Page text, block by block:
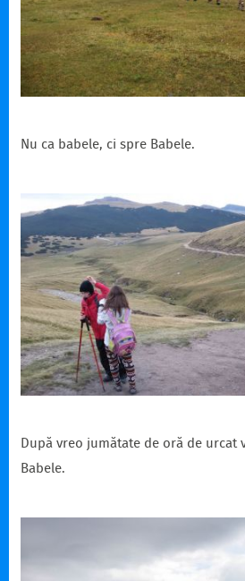
Nu ca babele, ci spre Babele.
După vreo jumătate de oră de urcat
Babele.